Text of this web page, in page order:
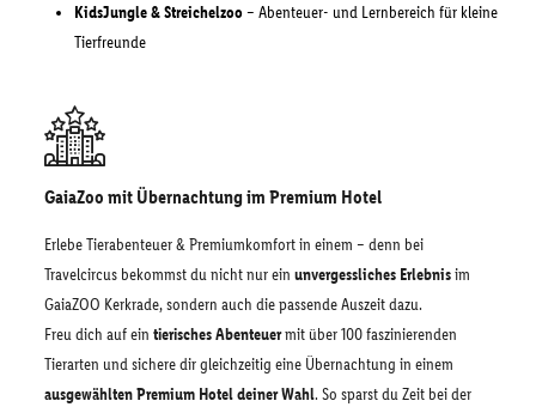
KidsJungle & Streichelzoo– Abenteuer- und Lernbereich für kleine
Tierfreunde
GaiaZoo mit Übernachtung im Premium Hotel
Erlebe Tierabenteuer & Premiumkomfort in einem – denn bei
Travelcircus bekommst du nicht nur ein unvergessliches Erlebnisim
GaiaZOO Kerkrade, sondern auch die passende Auszeit dazu.
Freu dich auf ein tierisches Abenteuermit über 100 faszinierenden
Tierarten und sichere dir gleichzeitig eine Übernachtung in einem
ausgewählten Premium Hotel deiner Wahl. So sparst du Zeit bei der